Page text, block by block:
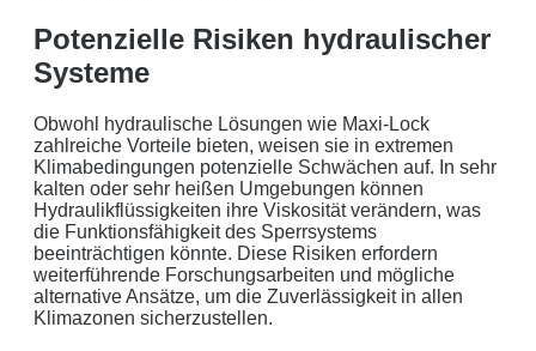
Potenzielle Risiken hydraulischer
Systeme
Obwohl hydraulische Lösungen wie Maxi-Lock
zahlreiche Vorteile bieten, weisen sie in extremen
Klimabedingungen potenzielle Schwächen auf. In sehr
kalten oder sehr heißen Umgebungen können
Hydraulikflüssigkeiten ihre Viskosität verändern, was
die Funktionsfähigkeit des Sperrsystems
beeinträchtigen könnte. Diese Risiken erfordern
weiterführende Forschungsarbeiten und mögliche
alternative Ansätze, um die Zuverlässigkeit in allen
Klimazonen sicherzustellen.